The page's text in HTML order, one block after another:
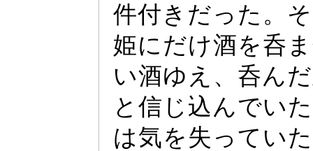
件付きだっ た。
姫にだけ酒を呑
い酒ゆえ、呑ん
と信じ込んでい
は気を失 っ てい